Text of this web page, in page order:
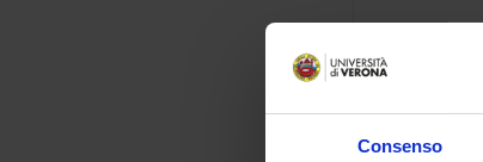
Consenso
Tutti gli
Zoom Link